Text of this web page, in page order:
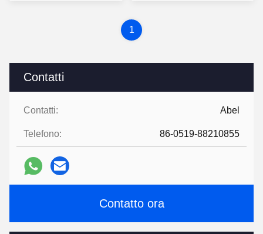
Contatti
Contatti: Abel
Telefono: 86-0519-88210855
Contatto ora
1